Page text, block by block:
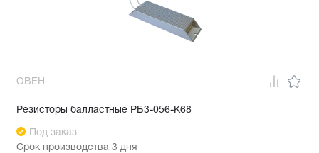
ОВЕН
Резисторы балластные РБ3-056-К68
Под заказ
Срок производства 3 дня